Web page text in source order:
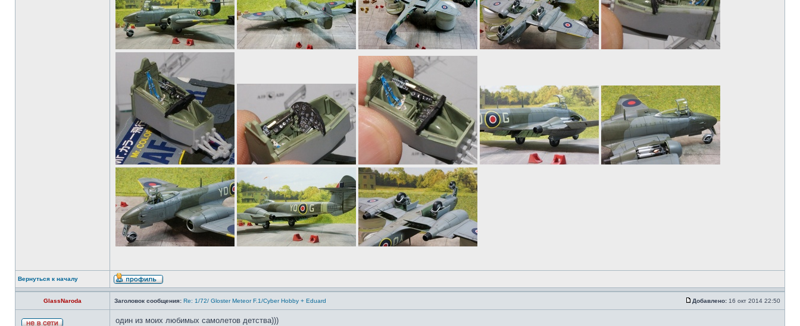
Вернуться к началу
GlassNaroda Заголовок сообщения: Re: 1/72/ Gloster Meteor F.1/Cyber Hobby + Eduard Добавлено: 16 окт 2014 22:50
один из моих любимых самолетов детства)))